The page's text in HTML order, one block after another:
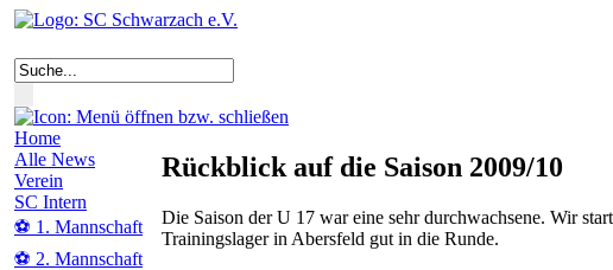
Home
Alle News
Verein
SC Intern
⚽ 1. Mannschaft
⚽ 2. Mannschaft
Rückblick auf die Saison 2009/10
Die Saison der U 17 war eine sehr durchwachsene. Wir
Trainingslager in Abersfeld gut in die Runde.